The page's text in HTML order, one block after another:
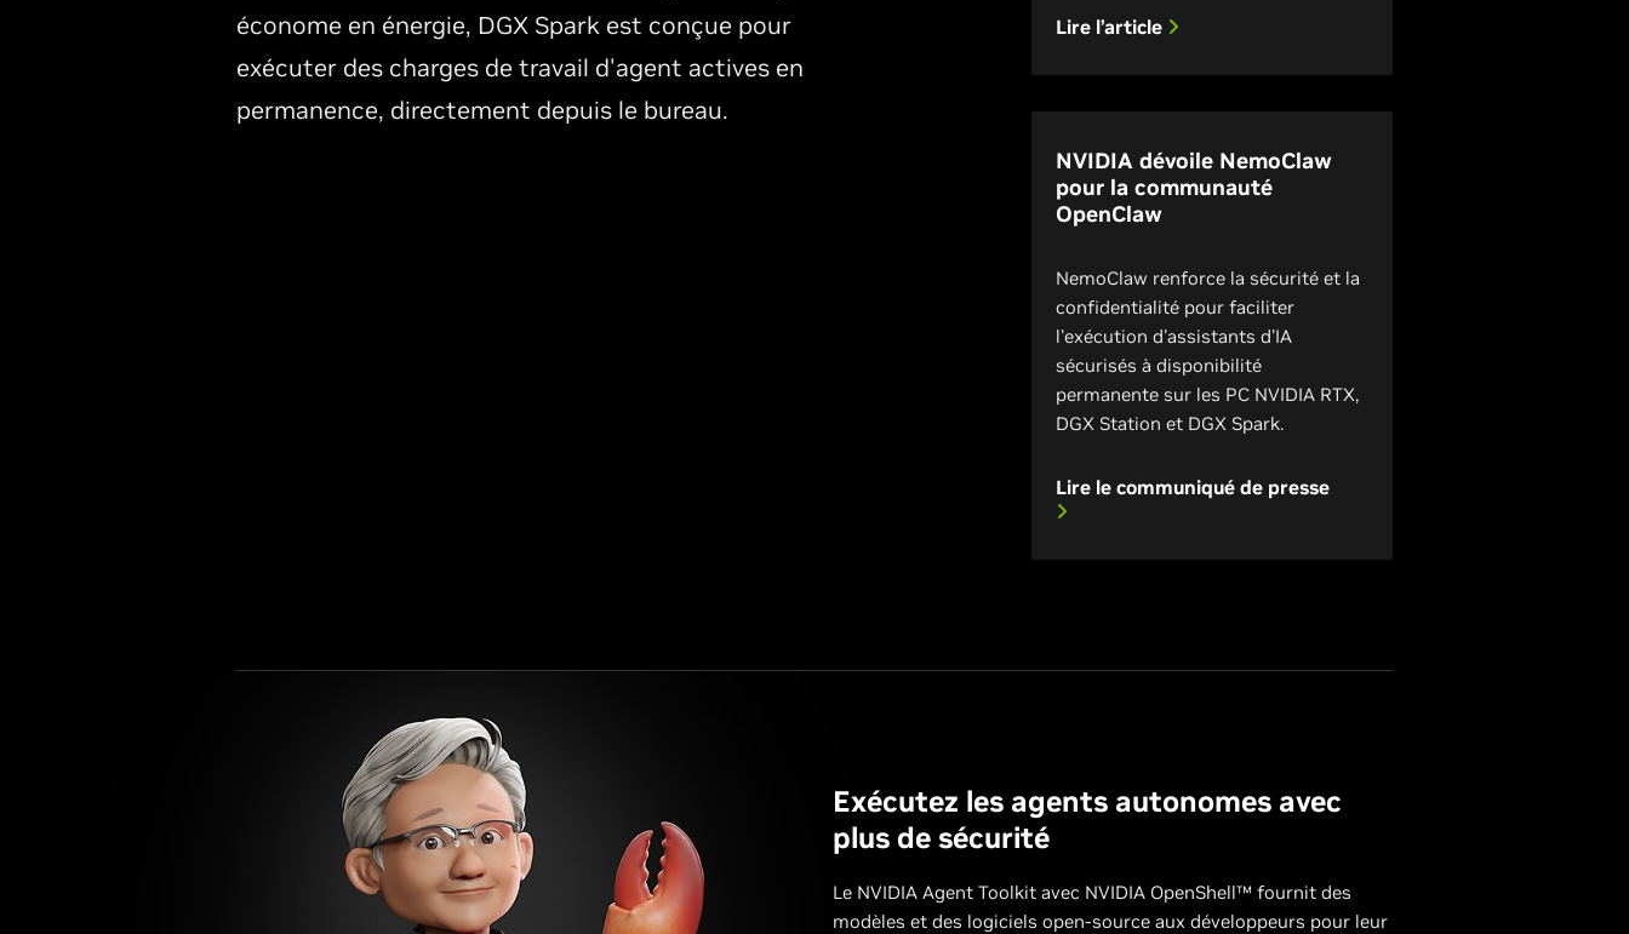
économe en énergie, DGX Spark est conçue pour
exécuter des charges de travail d'agent actives en
permanence, directement depuis le bureau.
Lire l’article
NVIDIA dévoile NemoClaw
pour la communauté
OpenClaw
NemoClaw renforce la sécurité et la
confidentialité pour faciliter
l'exécution d'assistants d'IA
sécurisés à disponibilité
permanente sur les PC NVIDIA RTX,
DGX Station et DGX Spark.
Lire le communiqué de presse
Exécutez les agents autonomes avec
plus de sécurité
Le NVIDIA Agent Toolkit avec NVIDIA OpenShell™ fournit des
modèles et des logiciels open-source aux développeurs pour leur